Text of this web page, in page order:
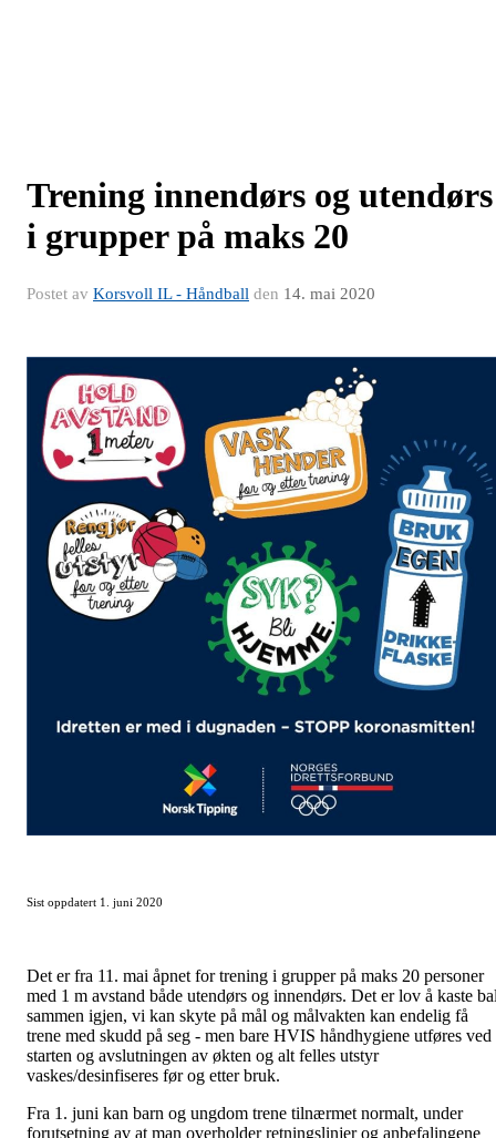
Trening innendørs og utendørs
i grupper på maks 20
Postet av Korsvoll IL - Håndball den 14. mai 2020
Sist oppdatert 1. juni 2020
Det er fra 11. mai åpnet for trening i grupper på maks 20 personer
med 1 m avstand både utendørs og innendørs. Det er lov å kaste
sammen igjen, vi kan skyte på mål og målvakten kan endelig få
trene med skudd på seg - men bare HVIS håndhygiene utføres ved
starten og avslutningen av økten og alt felles utstyr
vaskes/desinfiseres før og etter bruk.
Fra 1. juni kan barn og ungdom trene tilnærmet normalt, under
forutsetning av at man overholder retningslinjer og anbefalingene